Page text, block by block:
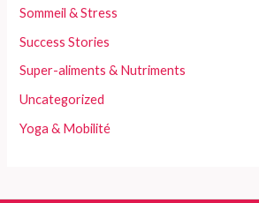
Sommeil & Stress
Success Stories
Super-aliments & Nutriments
Uncategorized
Yoga & Mobilité